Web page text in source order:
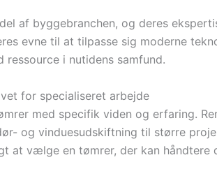
af byggebranchen, og deres
evne til at tilpasse sig moderne
i nutidens samfund.
for specialiseret arbejde
med specifik viden og erfaring.
og vinduesudskiftning til større
at vælge en tømrer, der kan håndtere